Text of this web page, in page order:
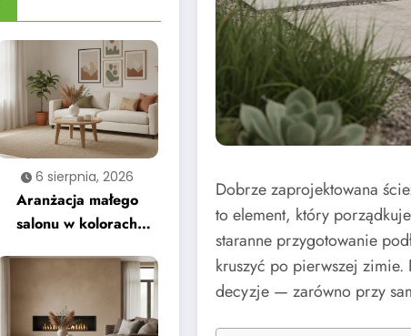
6 sierpnia, 2026
Aranżacja małego
salonu w kolorach
Dobrze zaprojektowana
to element, który
staranne przygotowanie
kruszyć po pierwszej
decyzje — zarówno przy